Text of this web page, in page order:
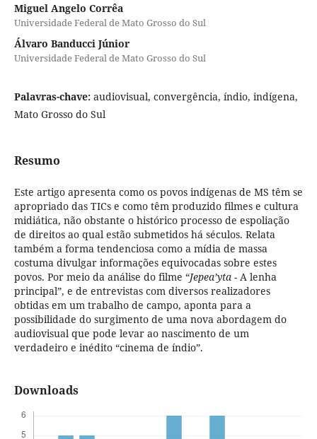
Miguel Angelo Corrêa
Universidade Federal de Mato Grosso do Sul
Álvaro Banducci Júnior
Universidade Federal de Mato Grosso do Sul
Palavras-chave: audiovisual, convergência, índio, indígena,
Mato Grosso do Sul
Resumo
Este artigo apresenta como os povos indígenas de MS têm se
apropriado das TICs e como têm produzido filmes e cultura
midiática, não obstante o histórico processo de espoliação
de direitos ao qual estão submetidos há séculos. Relata
também a forma tendenciosa como a mídia de massa
costuma divulgar informações equivocadas sobre estes
povos. Por meio da análise do filme “Jepea’yta- A lenha
principal”, e de entrevistas com diversos realizadores
obtidas em um trabalho de campo, aponta para a
possibilidade do surgimento de uma nova abordagem do
audiovisual que pode levar ao nascimento de um
verdadeiro e inédito “cinema de índio”.
Downloads